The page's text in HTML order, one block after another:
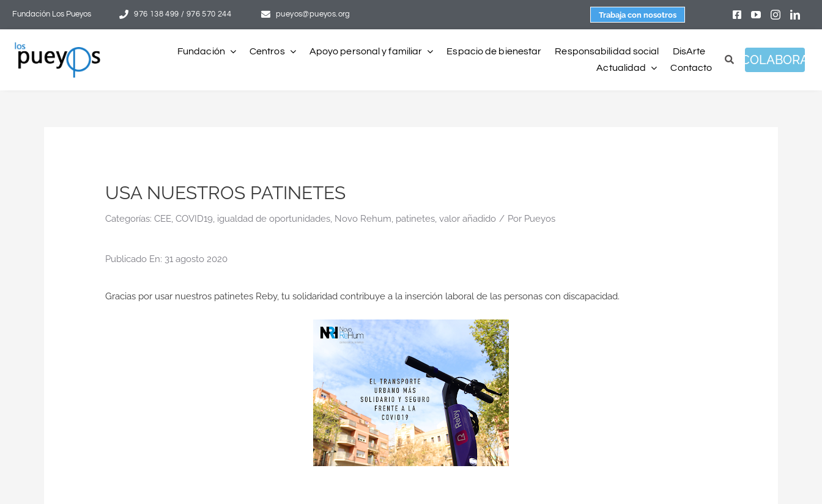
contenido
Fundación Los Pueyos 976 138 499 / 976 570 244 pueyos@pueyos.org Trabaja con nosotros
Fundación Centros Apoyo personal y familiar Espacio de bienestar Responsabilidad social
DisArte
Actualidad
Contacto
COLABORA
USA NUESTROS PATINETES
Categorías: CEE, COVID19, igualdad de oportunidades, Novo Rehum, patinetes, valor añadido / Por Pueyos
Publicado En: 31 agosto 2020
Gracias por usar nuestros patinetes Reby, tu solidaridadcontribuye a la inserción laboralde las personas con discapacidad.